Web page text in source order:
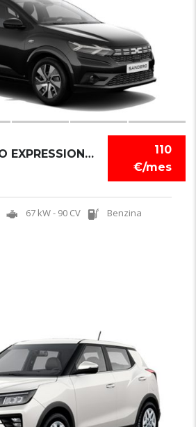
110
€/mes
DACIA SANDERO EXPRESSION TCE
67 kW - 90 CV Benzina